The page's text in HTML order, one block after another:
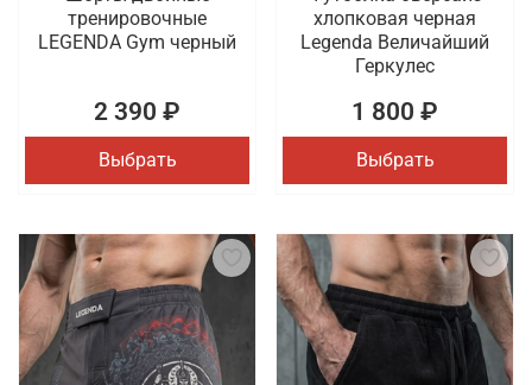
тренировочные
LEGENDA Gym черный
2 390 ₽
Выбрать
хлопковая черная
Legenda Величайший
Геркулес
1 800 ₽
Выбрать